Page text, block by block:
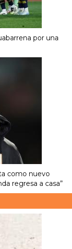
por una
como nuevo
regresa a casa”